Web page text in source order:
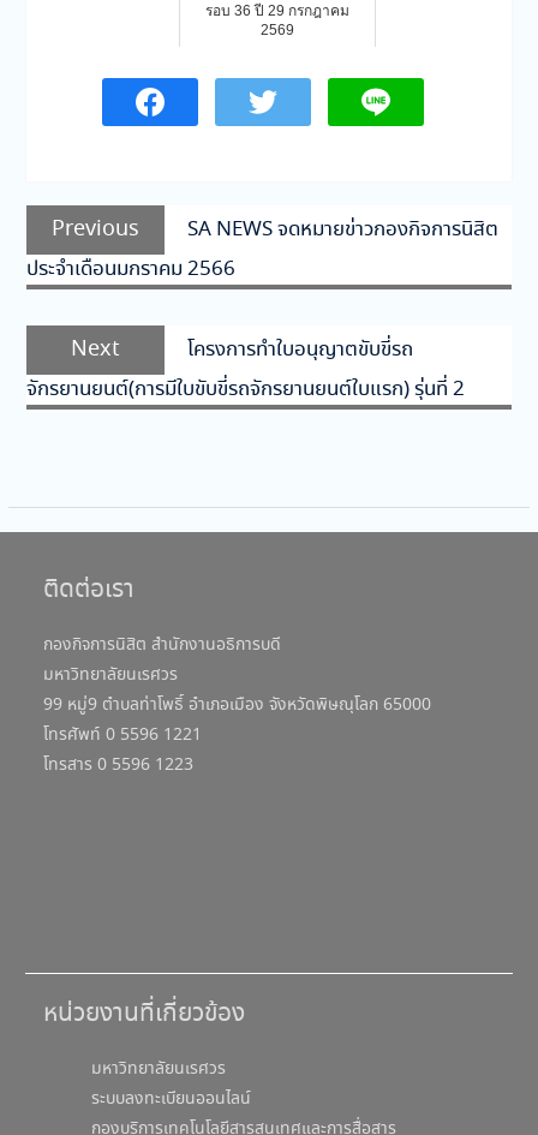
รอบ 36 ปี 29 กรกฎาคม
2569
แนะแนว
เรื่อง
Previous
Previous
post:
SA NEWS จดหมายข่าวกองกิจการนิสิต
ประจำเดือนมกราคม 2566
Next
Next
post:
โครงการทำใบอนุญาตขับขี่รถ
จักรยานยนต์(การมีใบขับขี่รถจักรยานยนต์ใบแรก) รุ่นที่ 2
ติดต่อเรา
กองกิจการนิสิต สำนักงานอธิการบดี
มหาวิทยาลัยนเรศวร
99 หมู่9 ตำบลท่าโพธิ์ อำเภอเมือง จังหวัดพิษณุโลก 65000
โทรศัพท์ 0 5596 1221
โทรสาร 0 5596 1223
หน่วยงานที่เกี่ยวข้อง
มหาวิทยาลัยนเรศวร
ระบบลงทะเบียนออนไลน์
กองบริการเทคโนโลยีสารสนเทศและการสื่อสาร